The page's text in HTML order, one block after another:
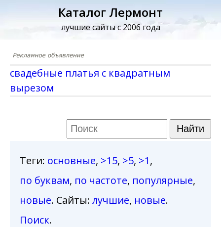
Каталог Лермонт
лучшие сайты с 2006 года
свадебные платья с квадратным
вырезом
Теги: основные, >15, >5, >1,
по буквам, по частоте, популярные,
новые. Сайты: лучшие, новые.
Поиск.